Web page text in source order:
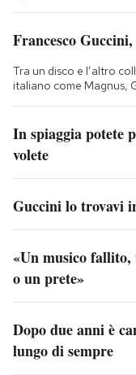
Francesco
Tra un disco e l’altro
italiano come Magnus,
In spiaggia potete
volete
Guccini lo trovavi
«Un musico
o un prete»
Dopo due anni è
lungo di sempre